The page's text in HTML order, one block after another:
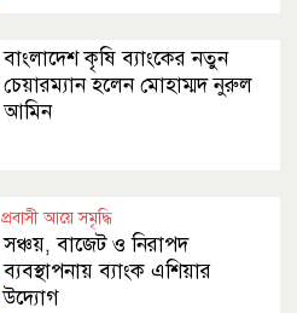
বাংলাদেশ কৃষি ব্যাংকের নতুন
চেয়ারম্যান হলেন মোহাম্মদ নুরুল
আমিন
প্রবাসী আয়ে সমৃদ্ধি
সঞ্চয়, বাজেট ও নিরাপদ
ব্যবস্থাপনায় ব্যাংক এশিয়ার
উদ্যোগ